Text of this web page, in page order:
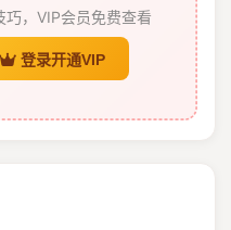
，VIP会员免费查看
登录开通VIP